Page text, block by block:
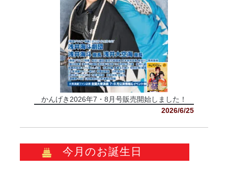
かんげき2026年7・8月号販売開始しました！
2026/6/25
今月のお誕生日